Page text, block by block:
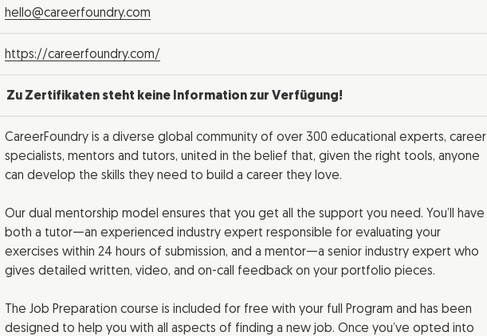
hello@careerfoundry.com
https://careerfoundry.com/
Zu Zertifikaten steht keine Information zur Verfügung!
CareerFoundry is a diverse global community of over 300 educational experts, career
specialists, mentors and tutors, united in the belief that, given the right tools, anyone
can develop the skills they need to build a career they love.
Our dual mentorship model ensures that you get all the support you need. You’ll have
both a tutor—an experienced industry expert responsible for evaluating your
exercises within 24 hours of submission, and a mentor—a senior industry expert who
gives detailed written, video, and on-call feedback on your portfolio pieces.
The Job Preparation course is included for free with your full Program and has been
designed to help you with all aspects of finding a new job. Once you’ve opted into